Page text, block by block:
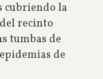
cubriendo la
recinto
tumbas de
de